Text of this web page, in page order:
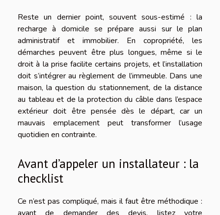
Reste un dernier point, souvent sous-estimé : la
recharge à domicile se prépare aussi sur le plan
administratif et immobilier. En copropriété, les
démarches peuvent être plus longues, même si le
droit à la prise facilite certains projets, et l’installation
doit s’intégrer au règlement de l’immeuble. Dans une
maison, la question du stationnement, de la distance
au tableau et de la protection du câble dans l’espace
extérieur doit être pensée dès le départ, car un
mauvais emplacement peut transformer l’usage
quotidien en contrainte.
Avant d’appeler un installateur : la
checklist
Ce n’est pas compliqué, mais il faut être méthodique :